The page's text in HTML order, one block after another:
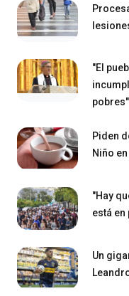
"El
pobres"
Piden
Niño
"Hay
está
Un